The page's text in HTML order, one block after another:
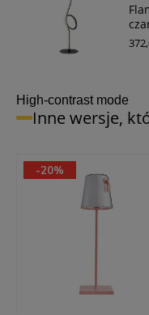
High-contrast mode
Inne wersje,
-20%